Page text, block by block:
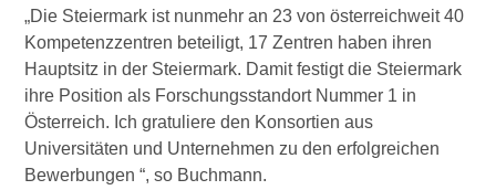
„Die Steiermark ist nunmehr an 23 von österreichweit 40
Kompetenzzentren beteiligt, 17 Zentren haben ihren
Hauptsitz in der Steiermark. Damit festigt die Steiermark
ihre Position als Forschungsstandort Nummer 1 in
Österreich. Ich gratuliere den Konsortien aus
Universitäten und Unternehmen zu den erfolgreichen
Bewerbungen “, so Buchmann.